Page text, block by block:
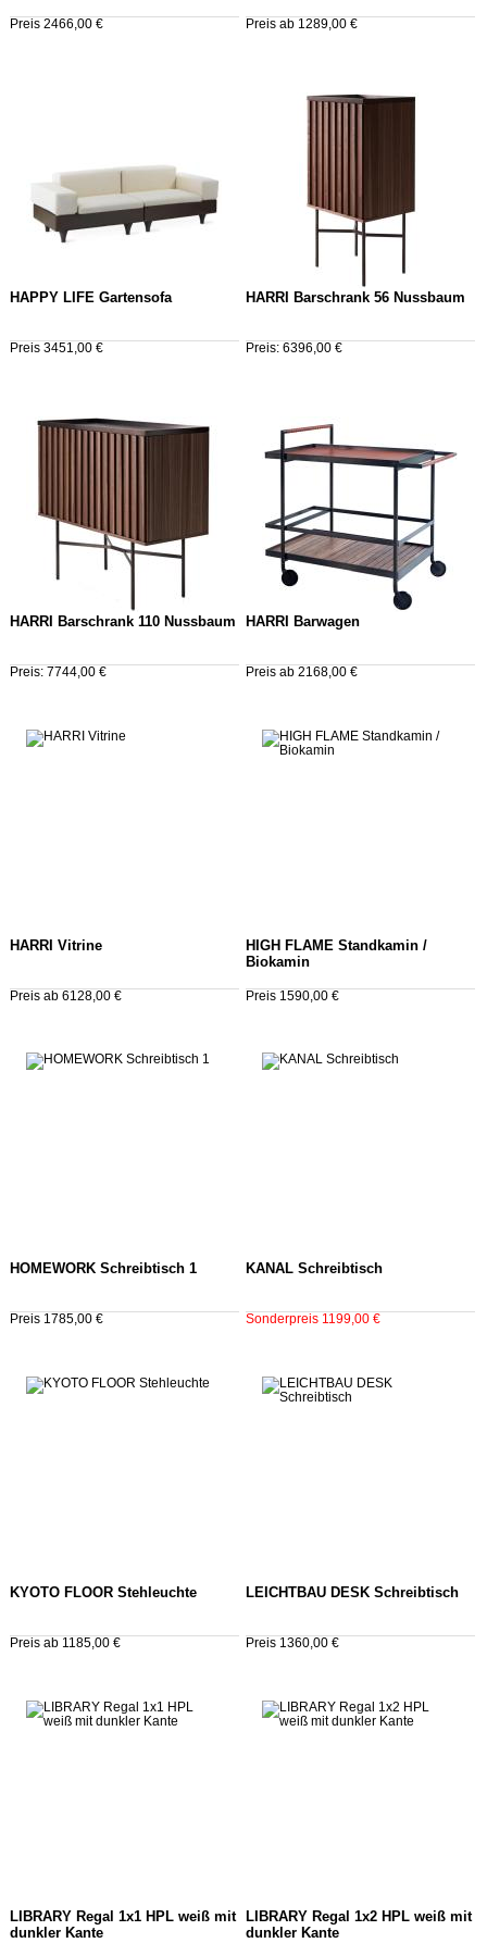
Preis 2466,00 € Preis ab 1289,00 €
HAPPY LIFE Gartensofa
Preis 3451,00 €
HARRI Barschrank 56 Nussbaum
Preis: 6396,00 €
HARRI Barschrank 110 Nussbaum
Preis: 7744,00 €
HARRI Barwagen
Preis ab 2168,00 €
HARRI Vitrine
Preis ab 6128,00 €
HIGH FLAME Standkamin /
Biokamin
Preis 1590,00 €
HOMEWORK Schreibtisch 1
Preis 1785,00 €
KANAL Schreibtisch
Sonderpreis 1199,00 €
KYOTO FLOOR Stehleuchte
Preis ab 1185,00 €
LEICHTBAU DESK Schreibtisch
Preis 1360,00 €
LIBRARY Regal 1x1 HPL weiß mit
dunkler Kante
LIBRARY Regal 1x2 HPL weiß mit
dunkler Kante